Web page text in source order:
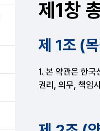
제1창
제 1조 (
1. 본 약관은 한
권리, 의무, 책임